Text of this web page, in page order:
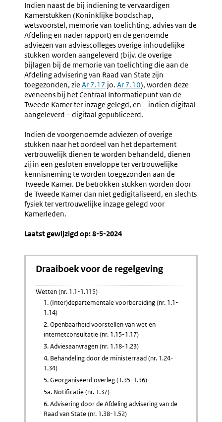
Indien naast de bij indiening te vervaardigen
Kamerstukken (Koninklijke boodschap,
wetsvoorstel, memorie van toelichting, advies van de
Afdeling en nader rapport) en de genoemde
adviezen van adviescolleges overige inhoudelijke
stukken worden aangeleverd (bijv. de overige
bijlagen bij de memorie van toelichting die aan de
Afdeling advisering van Raad van State zijn
toegezonden, zie Ar 7.17 jo. Ar 7.10), worden deze
eveneens bij het Centraal Informatiepunt van de
Tweede Kamer ter inzage gelegd, en – indien digitaal
aangeleverd – digitaal gepubliceerd.
Indien de voorgenoemde adviezen of overige
stukken naar het oordeel van het departement
vertrouwelijk dienen te worden behandeld, dienen
zij in een gesloten enveloppe ter vertrouwelijke
kennisneming te worden toegezonden aan de
Tweede Kamer. De betrokken stukken worden door
de Tweede Kamer dan niet gedigitaliseerd, en slechts
fysiek ter vertrouwelijke inzage gelegd voor
Kamerleden.
Laatst gewijzigd op: 8-5-2024
Draaiboek voor de regelgeving
Wetten (nr. 1.1-1.115)
1. (Inter)departementale voorbereiding (nr. 1.1-
1.14)
2. Openbaarheid voorstellen van wet en
internetconsultatie (nr. 1.15-1.17)
3. Adviesaanvragen (nr. 1.18-1.23)
4. Behandeling door de ministerraad (nr. 1.24-
1.34)
5. Georganiseerd overleg (1.35-1.36)
5a. Notificatie (nr. 1.37)
6. Advisering door de Afdeling advisering van de
Raad van State (nr. 1.38-1.52)